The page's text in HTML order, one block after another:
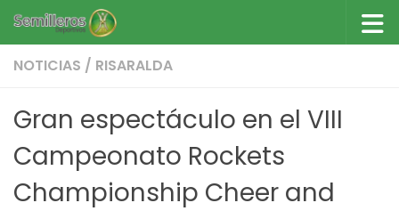
Saltar al contenido
NOTICIAS / RISARALDA
Gran espectáculo en el VIII
Campeonato Rockets
Championship Cheer and